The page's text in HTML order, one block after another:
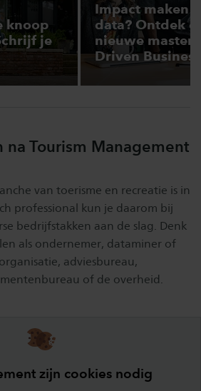
knoop
je
Impact maken
data? Ontdek
nieuwe master
Driven Business
na Tourism Management
van toerisme en recreatie is in
professional kun je daarom bij
bedrijfstakken aan de slag. Denk
als ondernemer, dataminer of
adviesbureau,
of de overheid.
zijn cookies nodig